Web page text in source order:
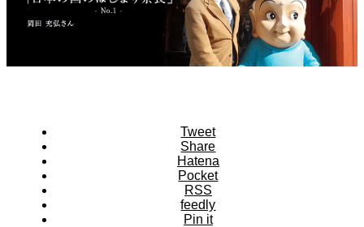
Tweet
Share
Hatena
Pocket
RSS
feedly
Pin it